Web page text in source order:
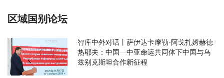
区域国别论坛
智库中外对话丨萨伊达卡摩勒·阿戈扎姆赫德
热耶夫：中国—中亚命运共同体下中国与乌
兹别克斯坦合作新征程